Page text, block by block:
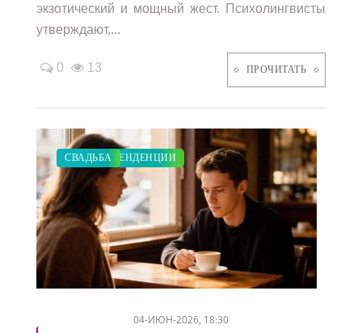
экзотический и мощный жест. Психолингвисты
утверждают,...
0 13 ПРОЧИТАТЬ
ДИЕТА
ПОКАЗЫ
/
ЗАКУПКИ ПО МОДЕ
МОДНЫЕ ТЕНДЕНЦИИ
СВАДЬБА
04-ИЮН-2026, 18:30